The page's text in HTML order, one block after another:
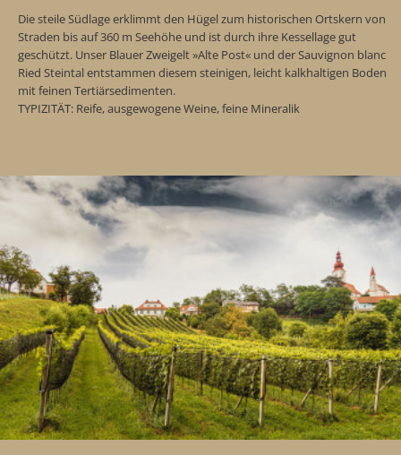
Die steile Südlage erklimmt den Hügel zum historischen Ortskern von
Straden bis auf 360 m Seehöhe und ist durch ihre Kessellage gut
geschützt. Unser Blauer Zweigelt »Alte Post« und der Sauvignon blanc
Ried Steintal entstammen diesem steinigen, leicht kalkhaltigen Boden
mit feinen Tertiärsedimenten.
TYPIZITÄT: Reife, ausgewogene Weine, feine Mineralik